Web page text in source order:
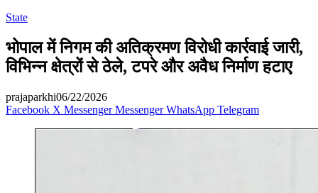
State
भोपाल में निगम की अतिक्रमण विरोधी कार्रवाई जारी,
विभिन्न क्षेत्रों से ठेले, टपरे और अवैध निर्माण हटाए
prajaparkhi06/22/2026
Facebook X Messenger Messenger WhatsApp Telegram